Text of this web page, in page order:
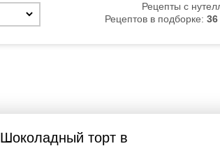
Рецепты с
Рецептов в подборке: 36
Шоколадный торт в